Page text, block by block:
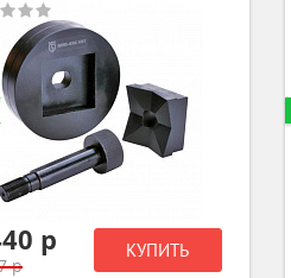
р
р
КУПИТЬ